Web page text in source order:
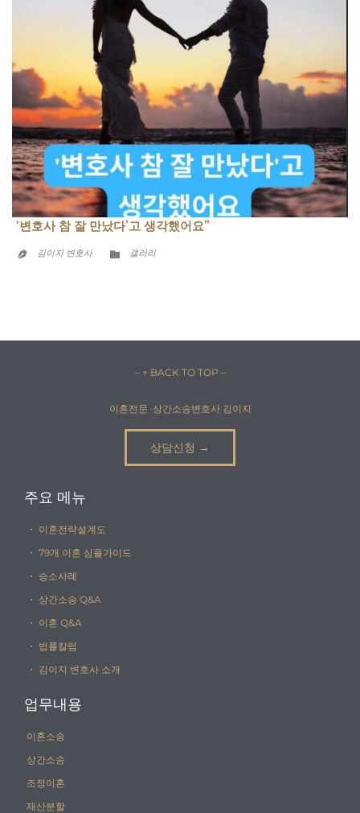
‘변호사 참 잘 만났다’고 생각했어요”
 김이지 변호사  CATEGORY
갤러리
– ↑ BACK TO TOP –
이혼전문 ·상간소송변호사 김이지
상담신청 →
주요 메뉴
・ 이혼전략설계도
・ 79개 이혼 심플가이드
・ 승소사례
・ 상간소송 Q&A
・ 이혼 Q&A
・ 법률칼럼
・ 김이지 변호사 소개
업무내용
이혼소송
상간소송
조정이혼
재산분할